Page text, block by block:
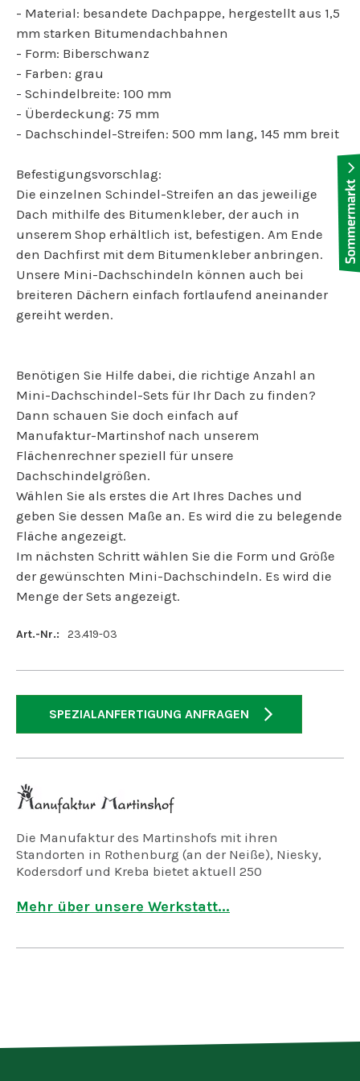
- Material: besandete Dachpappe, hergestellt aus 1,5
mm starken Bitumendachbahnen
- Form: Biberschwanz
- Farben: grau
- Schindelbreite: 100 mm
- Überdeckung: 75 mm
- Dachschindel-Streifen: 500 mm lang, 145 mm breit
Befestigungsvorschlag:
Die einzelnen Schindel-Streifen an das jeweilige
Dach mithilfe des Bitumenkleber, der auch in
unserem Shop erhältlich ist, befestigen. Am Ende
den Dachfirst mit dem Bitumenkleber anbringen.
Unsere Mini-Dachschindeln können auch bei
breiteren Dächern einfach fortlaufend aneinander
gereiht werden.
Benötigen Sie Hilfe dabei, die richtige Anzahl an
Mini-Dachschindel-Sets für Ihr Dach zu finden?
Dann schauen Sie doch einfach auf
Manufaktur-Martinshof nach unserem
Flächenrechner speziell für unsere
Dachschindelgrößen.
Wählen Sie als erstes die Art Ihres Daches und
geben Sie dessen Maße an. Es wird die zu belegende
Fläche angezeigt.
Im nächsten Schritt wählen Sie die Form und Größe
der gewünschten Mini-Dachschindeln. Es wird die
Menge der Sets angezeigt.
Art.-Nr.: 23.419-03
SPEZIALANFERTIGUNG ANFRAGEN
Die Manufaktur des Martinshofs mit ihren
Standorten in Rothenburg (an der Neiße), Niesky,
Kodersdorf und Kreba bietet aktuell 250
behinderte Menschen.
Landschaftspflege und reinigen Ihre Wäsche in
Mehr über unsere Werkstatt...